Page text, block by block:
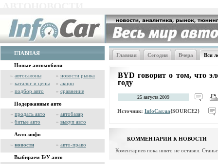
ГЛАВНАЯ
Новые автомобили
» автосалоны » новости рынка
» каталог и цены » акции
» подбор авто » сравнение
Подержанные авто
» продать авто » автобазар
» битые авто » выкуп авто
Авто-инфо
» новости » авто-право
Выбираем Б/У авто
Главная Сегодня Вчера Вся
BYD говорит о том, что
году
25 августа 2009
Источник: InfoCar.ua{SOURCE2}
КОММЕНТАРИИ К НОВОСТИ
Коментариев пока никто не оставил.